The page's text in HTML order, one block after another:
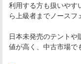
利用する方も扱いやす
ら上級者までノースフ
日本未発売のテント
値が高く、中古市場で